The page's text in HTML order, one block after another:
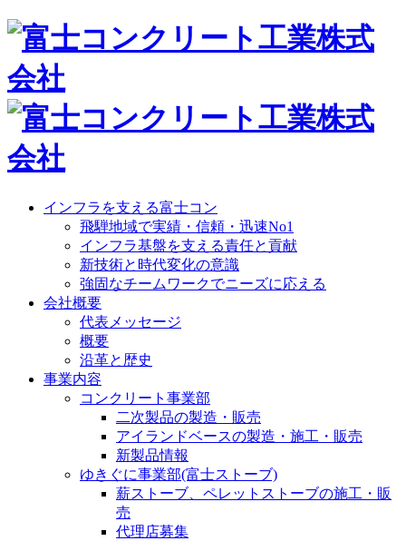
インフラを支える富士コン
飛騨地域で実績・信頼・迅速No1
インフラ基盤を支える責任と貢献
新技術と時代変化の意識
強固なチームワークでニーズに応える
会社概要
代表メッセージ
概要
沿革と歴史
事業内容
コンクリート事業部
二次製品の製造・販売
アイランドベースの製造・施工・販売
新製品情報
ゆきぐに事業部(富士ストーブ)
薪ストーブ、ペレットストーブの施工・販
売
代理店募集